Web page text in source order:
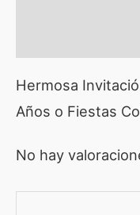
Hermosa
Años o Fiestas
No hay